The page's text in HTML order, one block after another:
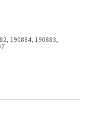
190884, 190883,